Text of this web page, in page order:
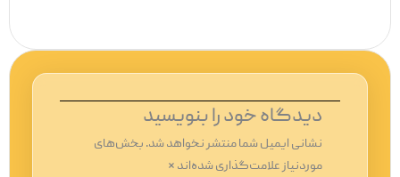
دیدگاه‌ خود را بنویسید
نشانی ایمیل شما منتشر نخواهد شد.بخش‌های
موردنیاز علامت‌گذاری شده‌اند*